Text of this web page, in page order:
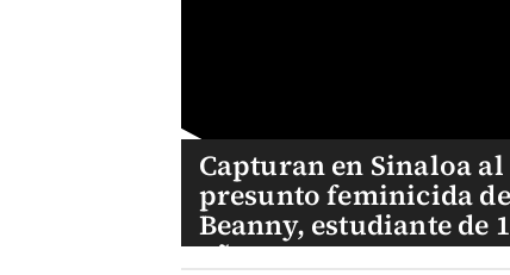
Capturan en Sinaloa al
presunto feminicida de
Beanny, estudiante de
años